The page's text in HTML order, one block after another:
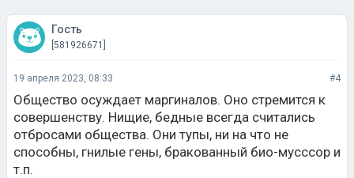
Гость
[581926671]
19 апреля 2023, 08:33 #4
Общество осуждает маргиналов. Оно стремится к
совершенству. Нищие, бедные всегда считались
отбросами общества. Они тупы, ни на что не
способны, гнилые гены, бракованный био-мусссор и
т.п.